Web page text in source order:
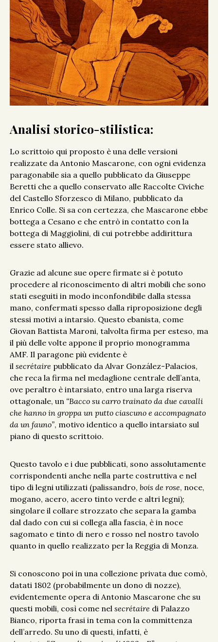
Analisi storico-stilistica:
Lo scrittoio qui proposto è una delle versioni
realizzate da Antonio Mascarone, con ogni evidenza
paragonabile sia a quello pubblicato da Giuseppe
Beretti che a quello conservato alle Raccolte Civiche
del Castello Sforzesco di Milano, pubblicato da
Enrico Colle. Si sa con certezza, che Mascarone ebbe
bottega a Cesano e che entrò in contatto con la
bottega di Maggiolini, di cui potrebbe addirittura
essere stato allievo.
Grazie ad alcune sue opere firmate si è potuto
procedere al riconoscimento di altri mobili che sono
stati eseguiti in modo inconfondibile dalla stessa
mano, confermati spesso dalla riproposizione degli
stessi motivi a intarsio. Questo ebanista, come
Giovan Battista Maroni, talvolta firma per esteso, ma
il più delle volte appone il proprio monogramma
AMF. Il paragone più evidente è
il secrétaire pubblicato da Alvar González-Palacios,
che reca la firma nel medaglione centrale dell’anta,
ove peraltro è intarsiato, entro una larga riserva
ottagonale, un “Bacco su carro trainato da due cavalli
che hanno in groppa un putto ciascuno e accompagnato
da un fauno”, motivo identico a quello intarsiato sul
piano di questo scrittoio.
Questo tavolo e i due pubblicati, sono assolutamente
corrispondenti anche nella parte costruttiva e nel
tipo di legni utilizzati (palissandro, bois de rose, noce,
mogano, acero, acero tinto verde e altri legni);
singolare il collare strozzato che separa la gamba
dal dado con cui si collega alla fascia, è in noce
sagomato e tinto di nero e rosso nel nostro tavolo
quanto in quello realizzato per la Reggia di Monza.
Si conoscono poi in una collezione privata due comò,
datati 1802 (probabilmente un dono di nozze),
evidentemente opera di Antonio Mascarone che su
questi mobili, così come nel secrétaire di Palazzo
Bianco, riporta frasi in tema con la committenza
dell’arredo. Su uno di questi, infatti, è